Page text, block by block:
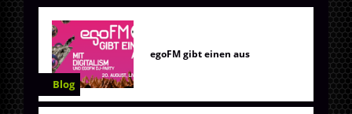
Blog
egoFM gibt einen aus